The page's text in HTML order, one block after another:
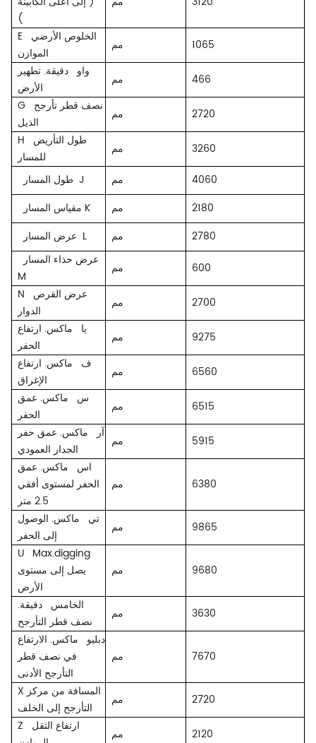
)
E
مم
1065
واو دقيقة. تطهير
الأرض
مم
466
G
مم
2720
H
للمسار
مم
3260
طول المسار J
مم
4060
مقياس المسار K
مم
2180
عرض المسار L
مم
2780
M
مم
600
N
الدوار
مم
2700
يا
ماكس. ارتفاع
الحفر
مم
9275
ف
ماكس. ارتفاع
مم
6560
س
ماكس. عمق
مم
6515
آر
ماكس. عمق حفر
مم
5915
اس
ماكس. عمق
الحفر لمستوى أفقي
2.5 متر
مم 6380
تي
ماكس. الوصول
إلى الحفر
مم
9865
U Max.digging
يصل إلى مستوى
الأرض
مم 9680
الخامس دقيقة.
نصف قطر التأرجح
مم
3630
دبليو
ماكس. الارتفاع
في نصف قطر
مم 7670
X المسافة من مركز
مم
2720
Z
مم
2120